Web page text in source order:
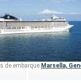
de embarque: Marsella,